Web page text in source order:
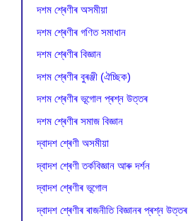
দশম শ্ৰেণীৰ অসমীয়া
দশম শ্ৰেণীৰ গণিত সমাধান
দশম শ্ৰেণীৰ বিজ্ঞান
দশম শ্ৰেণীৰ বুৰঞ্জী (ঐচ্ছিক)
দশম শ্ৰেণীৰ ভূগোল প্ৰশ্ন উত্তৰ
দশম শ্ৰেণীৰ সমাজ বিজ্ঞান
দ্বাদশ শ্ৰেণী অসমীয়া
দ্বাদশ শ্ৰেণী তৰ্কবিজ্ঞান আৰু দৰ্শন
দ্বাদশ শ্ৰেণীৰ ভূগোল
দ্বাদশ শ্ৰেণীৰ ৰাজনীতি বিজ্ঞানৰ প্ৰশ্ন উত্তৰ